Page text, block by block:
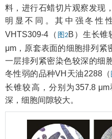
料，进行石蜡切片观察发现
明显不同。其中强冬性
VHTS309-4（ 图2B）生长锥
μm，原套表面的细胞排列紧
一层排列紧密染色较深的细
冬性弱的品种VH天油2288（
长锥较高，分别为357.8
深，细胞间隙较大。